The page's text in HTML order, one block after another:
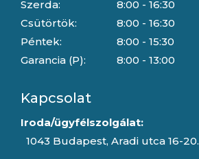
Szerda:
Csütörtök:
Péntek:
Garancia (P):
8:00 - 16:30
8:00 - 16:30
8:00 - 15:30
8:00 - 13:00
Kapcsolat
Iroda/ügyfélszolgálat:
1043 Budapest, Aradi utca 16-20.